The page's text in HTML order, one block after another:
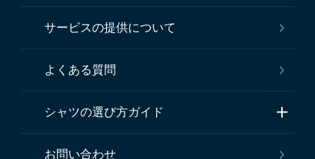
サービスの提供について
よくある質問
シャツの選び方ガイド
お問い合わせ